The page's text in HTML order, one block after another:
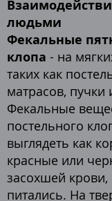
людьми
Фекальные
клопа - на
таких как
матрасов, пучки
Фекальные
постельного
выглядеть как
красные или
засохшей
питались. На